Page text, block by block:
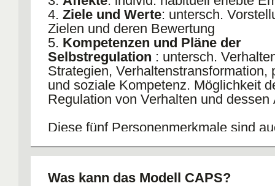
4. Ziele und Werte: untersch.
Zielen und deren Bewertung
5. Kompetenzen und Pläne der
Selbstregulation : untersch.
Strategien, Verhaltenstransformation,
und soziale Kompetenz. Möglichkeit
Regulation von Verhalten und dessen
Diese fünf Personenmerkmale sind
und von der sozialen Lerngeschichte.
Was kann das Modell CAPS?